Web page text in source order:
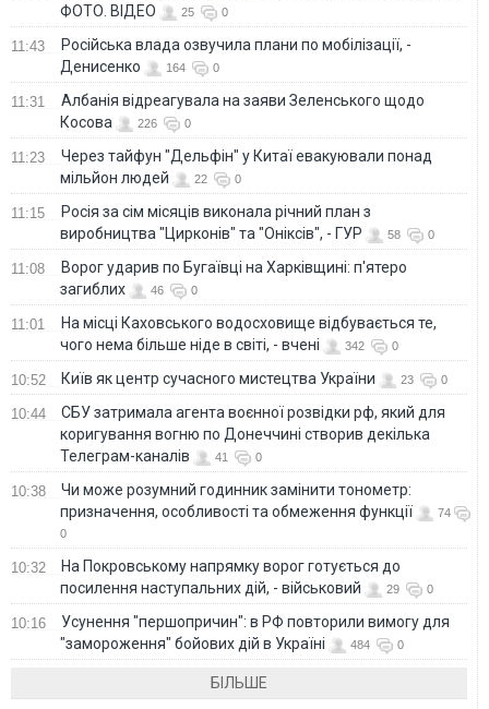
ФОТО. ВІДЕО
25 0
11:43
Російська влада озвучила плани по мобілізації, -
Денисенко
164 0
11:31
Албанія відреагувала на заяви Зеленського щодо
Косова
226 0
11:23
Через тайфун "Дельфін" у Китаї евакуювали понад
мільйон людей
22 0
11:15
Росія за сім місяців виконала річний план з
виробництва "Цирконів" та "Оніксів", - ГУР
58 0
11:08
Ворог ударив по Бугаївці на Харківщині: п'ятеро
загиблих
46 0
11:01
На місці Каховського водосховище відбувається те,
чого нема більше ніде в світі, - вчені
342 0
10:52 Київ як центр сучасного мистецтва України 23 0
10:44
СБУ затримала агента воєнної розвідки рф, який для
коригування вогню по Донеччині створив декілька
Телеграм-каналів
41 0
10:38
Чи може розумний годинник замінити тонометр:
призначення, особливості та обмеження функції
74
0
10:32
На Покровському напрямку ворог готується до
посилення наступальних дій, - військовий
29 0
10:16
Усунення "першопричин": в РФ повторили вимогу для
"замороження" бойових дій в Україні
484 0
БІЛЬШЕ